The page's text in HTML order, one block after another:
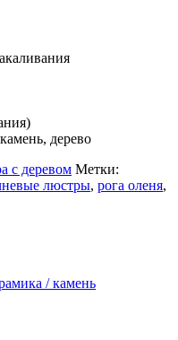
дерево
с деревом Метки:
люстры, рога оленя,
/ камень